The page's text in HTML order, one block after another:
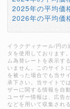
2025年の平均価
2026年の平均価
イラクディナール/円
タを使用しております
ム為替レートを表示す
いません。このサイト
を被った場合でも当サ
承下さい。当サイトで
ザーに関する情報を自
ユーザー情報は、広告
などを用いて収集され